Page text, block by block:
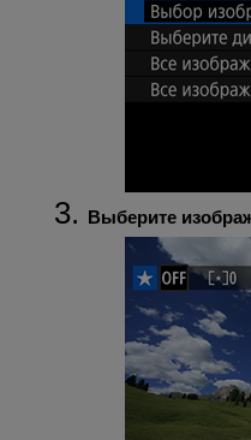
Выберите